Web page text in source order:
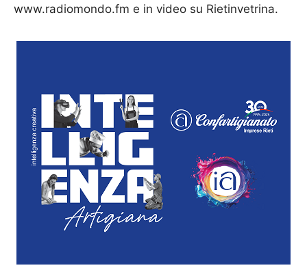
www.radiomondo.fm e in video su Rietinvetrina.